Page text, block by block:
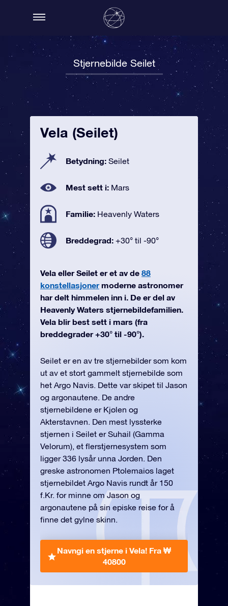
Stjernebilde Seilet
Vela (Seilet)
Betydning: Seilet
Mest sett i: Mars
Familie: Heavenly Waters
Breddegrad: +30° til -90°
Vela eller Seilet er et av de 88
konstellasjonermoderne astronomer
har delt himmelen inn i. De er del av
Heavenly Waters stjernebildefamilien.
Vela blir best sett i mars (fra
breddegrader +30° til -90°).
Seilet er en av tre stjernebilder som kom
ut av et stort gammelt stjernebilde som
het Argo Navis. Dette var skipet til Jason
og argonautene. De andre
stjernebildene er Kjølen og
Akterstavnen. Den mest lyssterke
stjernen i Seilet er Suhail (Gamma
Velorum), et flerstjernesystem som
ligger 336 lysår unna Jorden. Den
greske astronomen Ptolemaios laget
stjernebildet Argo Navis rundt år 150
f.Kr. for minne om Jason og
argonautene på sin episke reise for å
finne det gylne skinn.
Navngi en stjerne i Vela! Fra ₩
40800